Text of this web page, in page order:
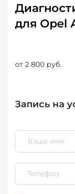
для Opel
от 2 800 руб.
Запись на